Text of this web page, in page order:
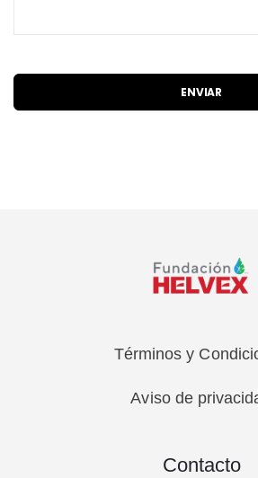
ENVIAR
Términos y
Aviso de
Contacto